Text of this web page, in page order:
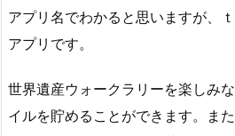
アプリ名でわかると思いますが、
アプリです。
世界遺産ウォークラリーを楽しみ
イルを貯めることができます。ま